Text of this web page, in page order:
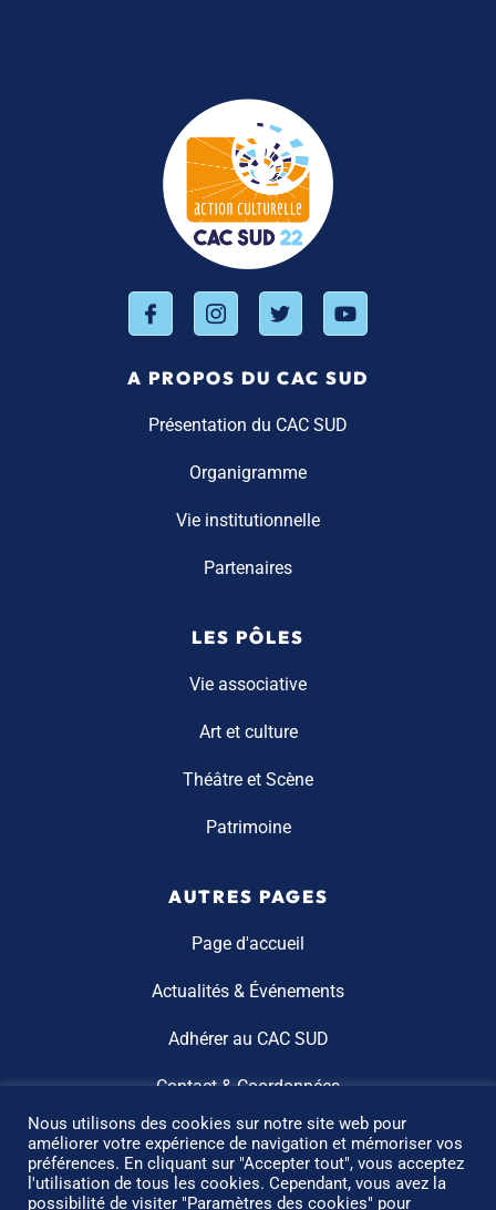
A PROPOS DU CAC SUD
Présentation du CAC SUD
Organigramme
Vie institutionnelle
Partenaires
LES PÔLES
Vie associative
Art et culture
Théâtre et Scène
Patrimoine
AUTRES PAGES
Page d'accueil
Actualités & Événements
Adhérer au CAC SUD
Contact & Coordonnées
Nous utilisons des cookies sur notre site web pour
améliorer votre expérience de navigation et mémoriser vos
préférences. En cliquant sur "Accepter tout", vous acceptez
l'utilisation de tous les cookies. Cependant, vous avez la
possibilité de visiter "Paramètres des cookies" pour